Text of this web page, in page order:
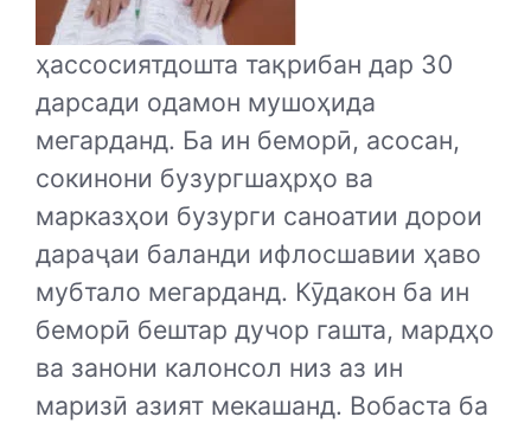
ҳассосиятдошта тақрибан дар 30
дарсади одамон мушоҳида
мегарданд. Ба ин беморӣ, асосан,
сокинони бузургшаҳрҳо ва
марказҳои бузурги саноатии дорои
дараҷаи баланди ифлосшавии ҳаво
мубтало мегарданд. Кӯдакон ба ин
беморӣ бештар дучор гашта, мардҳо
ва занони калонсол низ аз ин
маризӣ азият мекашанд. Вобаста ба